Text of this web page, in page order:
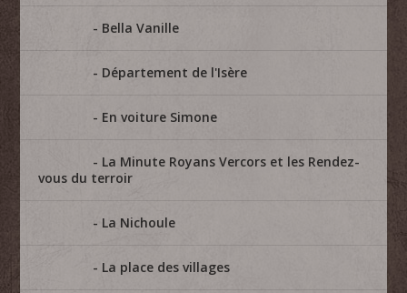
Bella Vanille
Département de l'Isère
En voiture Simone
La Minute Royans Vercors et les Rendez-
vous du terroir
La Nichoule
La place des villages